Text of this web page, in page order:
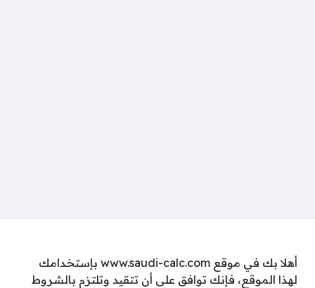
أهلا بك في موقع www.saudi-calc.com بإستخدامك
لهذا الموقع، فإنك توافق على أن تتقيد وتلتزم بالشروط